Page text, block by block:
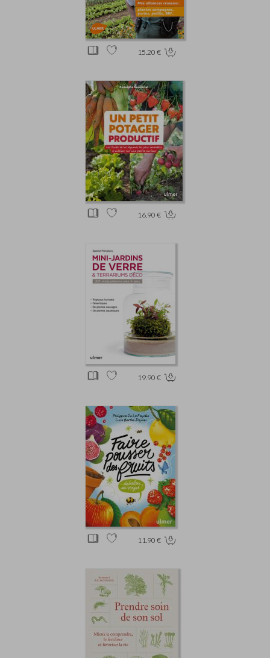
15.20 €
16.90 €
19.90 €
11.90 €